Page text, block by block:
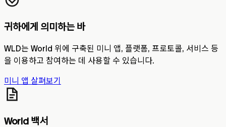
귀하에게 의미하는 바
WLD는 World 위에 구축된 미니 앱, 플랫폼, 프로토콜, 서비스 등
을 이용하고 참여하는 데 사용할 수 있습니다.
미니 앱 살펴보기
World 백서